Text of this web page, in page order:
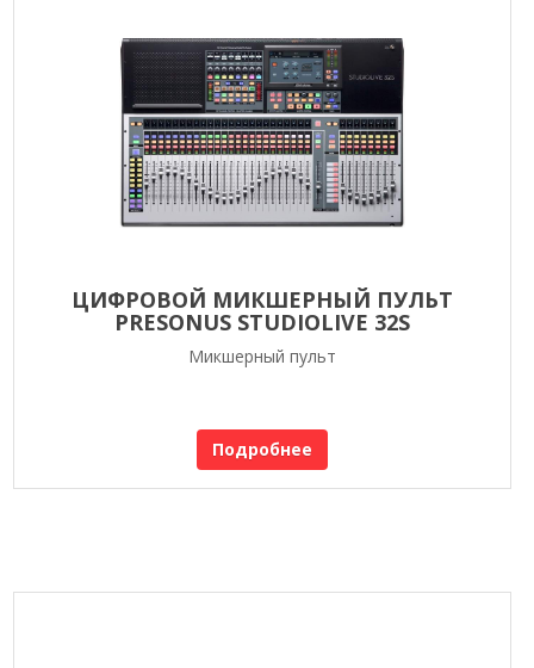
ЦИФРОВОЙ МИКШЕРНЫЙ ПУЛЬТ
PRESONUS STUDIOLIVE 32S
Микшерный пульт
Подробнее